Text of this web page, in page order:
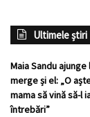
Ultimele știri
Maia Sandu
merge și el: „O
mama să vină să-l
întrebări”